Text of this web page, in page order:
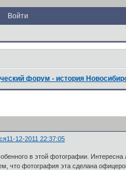
Войти
форум - история
11-12-2011 22:37:05
в этой фотографии. Интересна
что фотография эта сделана